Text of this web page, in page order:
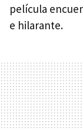
película
e hilarante.